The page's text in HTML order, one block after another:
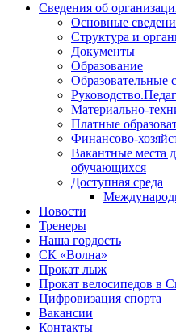
Сведения об
Основные
Структура и
Документы
Образование
Образовательные
Материально-
Платные
Финансово-
Вакантные места
обучающихся
Доступная среда
Новости
Тренеры
Наша гордость
СК «Волна»
Прокат лыж
Прокат велосипедов в
Цифровизация спорта
Вакансии
Контакты